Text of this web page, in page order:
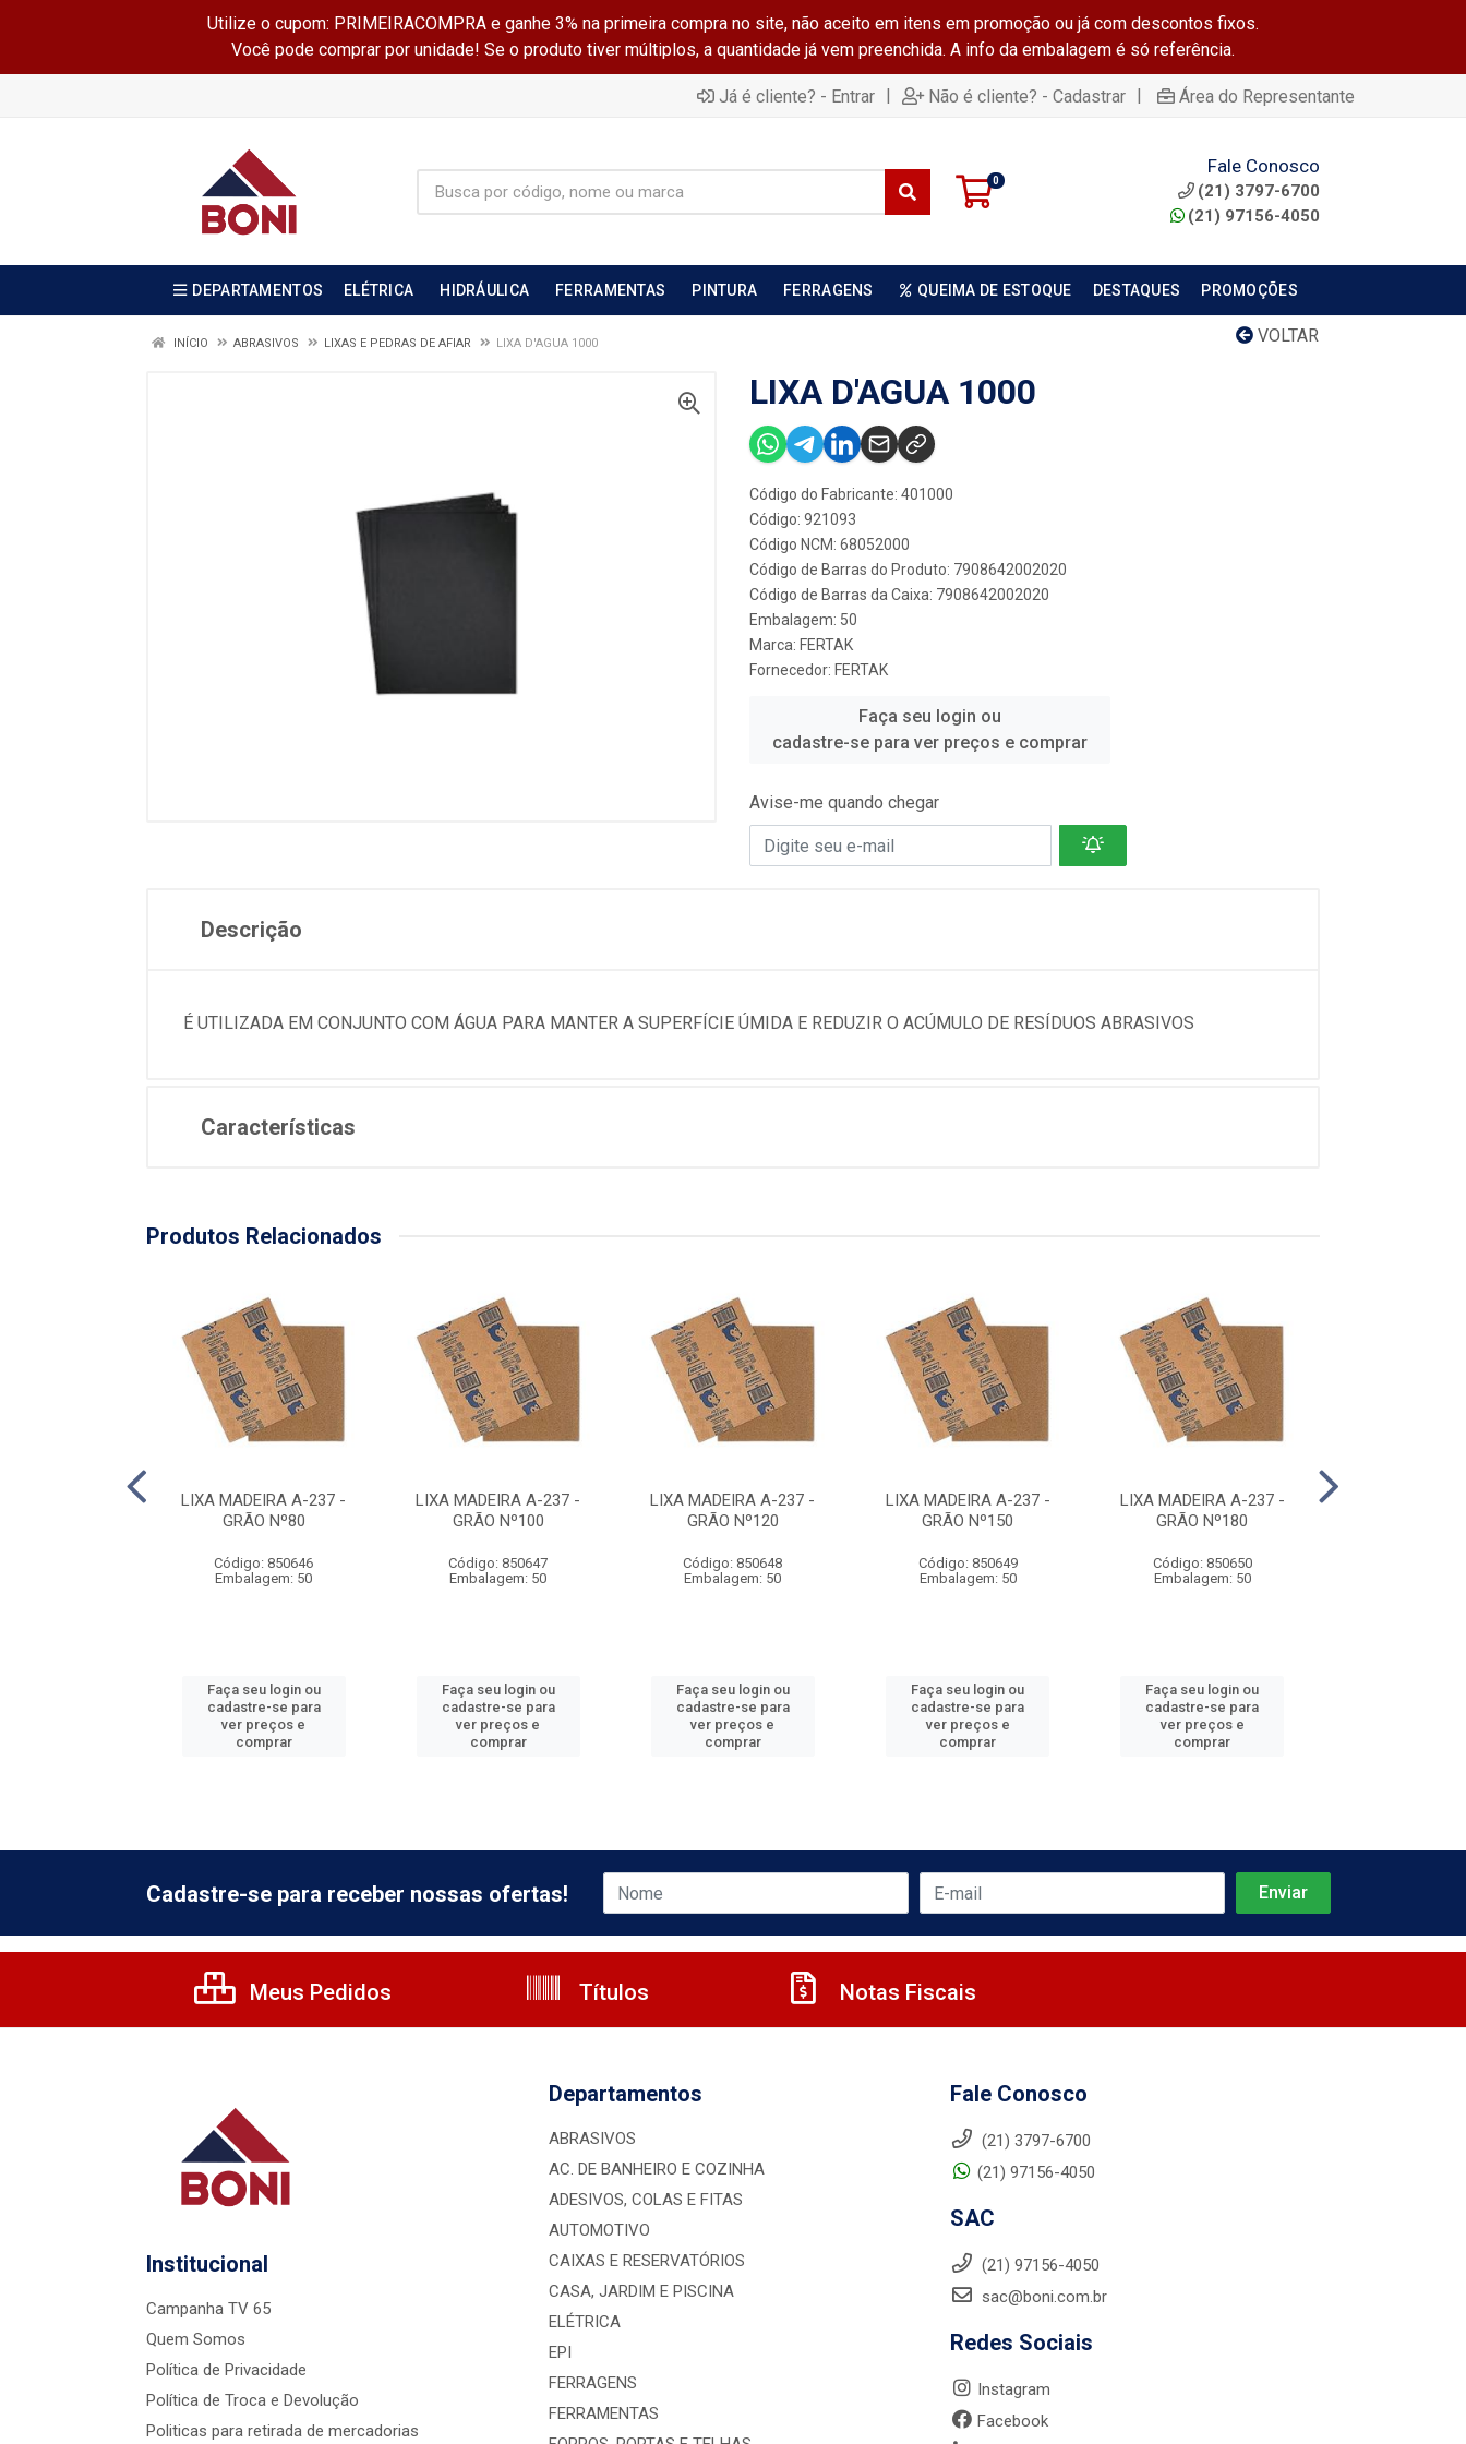
Utilize o cupom: PRIMEIRACOMPRA e ganhe 3% na primeira compra no site, não aceito em itens em promoção ou já com descontos fixos.
Você pode comprar por unidade! Se o produto tiver múltiplos, a quantidade já vem preenchida. A info da embalagem é só referência.
Já é cliente? - Entrar | Não é cliente? - Cadastrar | Área do Representante
0
Fale Conosco
(21) 3797-6700
(21) 97156-4050
DEPARTAMENTOS ELÉTRICA HIDRÁULICA FERRAMENTAS PINTURA FERRAGENS QUEIMA DE ESTOQUE DESTAQUES PROMOÇÕES
VOLTAR
INÍCIO ABRASIVOS LIXAS E PEDRAS DE AFIAR LIXA D'AGUA 1000
LIXA D'AGUA 1000
Código do Fabricante: 401000
Código: 921093
Código NCM: 68052000
Código de Barras do Produto: 7908642002020
Código de Barras da Caixa: 7908642002020
Embalagem: 50
Marca: FERTAK
Fornecedor: FERTAK
Faça seu login ou
cadastre-se para ver preços e comprar
Avise-me quando chegar
Descrição
É UTILIZADA EM CONJUNTO COM ÁGUA PARA MANTER A SUPERFÍCIE ÚMIDA E REDUZIR O ACÚMULO DE RESÍDUOS ABRASIVOS
Características
Produtos Relacionados
LIXA MADEIRA A-237 -
GRÃO Nº80
Código: 850646
Embalagem: 50
Faça seu login ou
cadastre-se para
ver preços e
comprar
LIXA MADEIRA A-237 -
GRÃO Nº100
Código: 850647
Embalagem: 50
Faça seu login ou
cadastre-se para
ver preços e
comprar
LIXA MADEIRA A-237 -
GRÃO Nº120
Código: 850648
Embalagem: 50
Faça seu login ou
cadastre-se para
ver preços e
comprar
LIXA MADEIRA A-237 -
GRÃO Nº150
Código: 850649
Embalagem: 50
Faça seu login ou
cadastre-se para
ver preços e
comprar
LIXA MADEIRA A-237 -
GRÃO Nº180
Código: 850650
Embalagem: 50
Faça seu login ou
cadastre-se para
ver preços e
comprar
Cadastre-se para receber nossas ofertas!
Meus Pedidos Títulos Notas Fiscais
Institucional
Campanha TV 65
Quem Somos
Política de Privacidade
Política de Troca e Devolução
Politicas para retirada de mercadorias
Departamentos
ABRASIVOS
AC. DE BANHEIRO E COZINHA
ADESIVOS, COLAS E FITAS
AUTOMOTIVO
CAIXAS E RESERVATÓRIOS
CASA, JARDIM E PISCINA
ELÉTRICA
EPI
FERRAGENS
FERRAMENTAS
Fale Conosco
(21) 3797-6700
(21) 97156-4050
SAC
(21) 97156-4050
sac@boni.com.br
Redes Sociais
Instagram
Facebook